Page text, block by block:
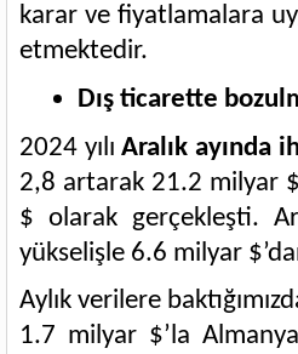
karar ve fiyatlamalara
etmektedir.
Dış ticarette
2024 yılıAralık ayında
2,8 artarak 21.2 milyar
$ olarak gerçekleşti.
yükselişle 6.6 milyar
Aylık verilere
1.7 milyar $’la